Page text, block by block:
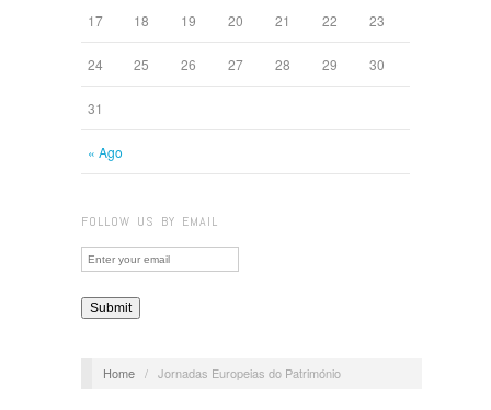
« Ago
17 18 19 20 21 22 23
24 25 26 27 28 29 30
31
FOLLOW US BY EMAIL
Home / Jornadas Europeias do Património